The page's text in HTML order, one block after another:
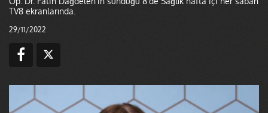
TV8 ekranlarında.
29/11/2022